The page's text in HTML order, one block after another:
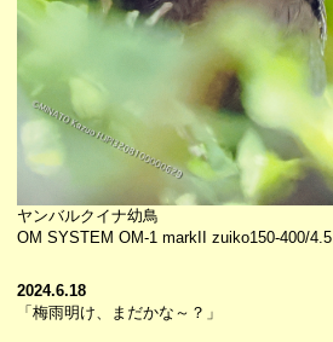
ヤンバルクイナ幼鳥
OM SYSTEM OM-1 markII zuiko150-400/4.5
2024.6.18
「梅雨明け、まだかな～？」